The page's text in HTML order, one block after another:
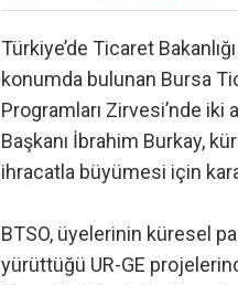
Türkiye’de Ticaret
konumda bulunan Bursa
Programları Zirvesi’nde iki
Başkanı İbrahim Burkay,
ihracatla büyümesi için
BTSO, üyelerinin küresel
yürüttüğü UR-GE